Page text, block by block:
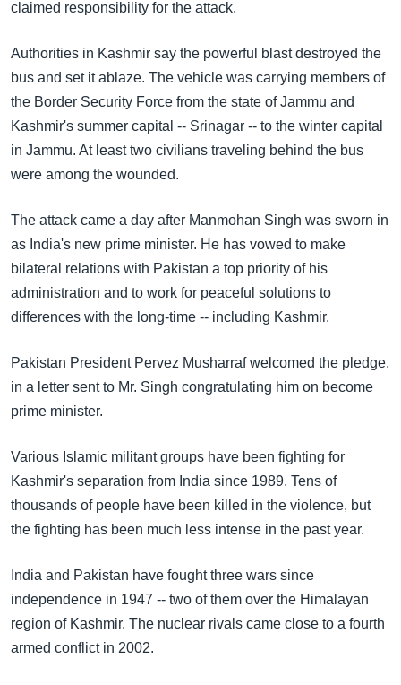
ပင်မ
ညွန်း
စာမျက်နှာ
သို့
ကျော်
ကြည့်
ရန်
ရုပ်ရှင်ထဲက အင်္ဂလိပ်စာ
သုတပဒေသာ အင်္ဂလိပ်စာ
တီဗွီ
ရေဒီယို/တီဗွီအစီအစဉ်
ဗွီအိုအေ လူမှုကွန်ယက်များ
claimed responsibility for the attack.
Authorities in Kashmir say the powerful blast destroyed the
bus and set it ablaze. The vehicle was carrying members of
the Border Security Force from the state of Jammu and
Kashmir's summer capital -- Srinagar -- to the winter capital
in Jammu. At least two civilians traveling behind the bus
were among the wounded.
The attack came a day after Manmohan Singh was sworn in
as India's new prime minister. He has vowed to make
bilateral relations with Pakistan a top priority of his
administration and to work for peaceful solutions to
differences with the long-time -- including Kashmir.
Pakistan President Pervez Musharraf welcomed the pledge,
in a letter sent to Mr. Singh congratulating him on become
prime minister.
Various Islamic militant groups have been fighting for
Kashmir's separation from India since 1989. Tens of
thousands of people have been killed in the violence, but
the fighting has been much less intense in the past year.
India and Pakistan have fought three wars since
independence in 1947 -- two of them over the Himalayan
region of Kashmir. The nuclear rivals came close to a fourth
armed conflict in 2002.